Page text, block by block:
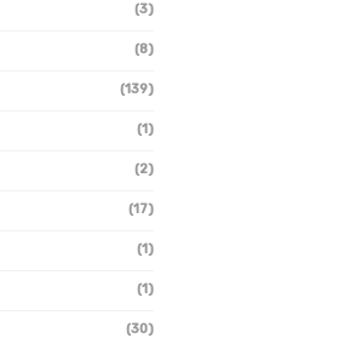
(3)
(8)
(139)
(1)
(2)
(17)
(1)
(1)
(30)